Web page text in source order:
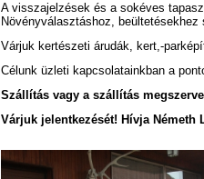
A visszajelzések és a sokéves
Növényválasztáshoz,
Várjuk kertészeti árudák, kert,-
Célunk üzleti kapcsolatainkban a
Szállítás vagy a szállítás
Várjuk jelentkezését! Hívja Németh